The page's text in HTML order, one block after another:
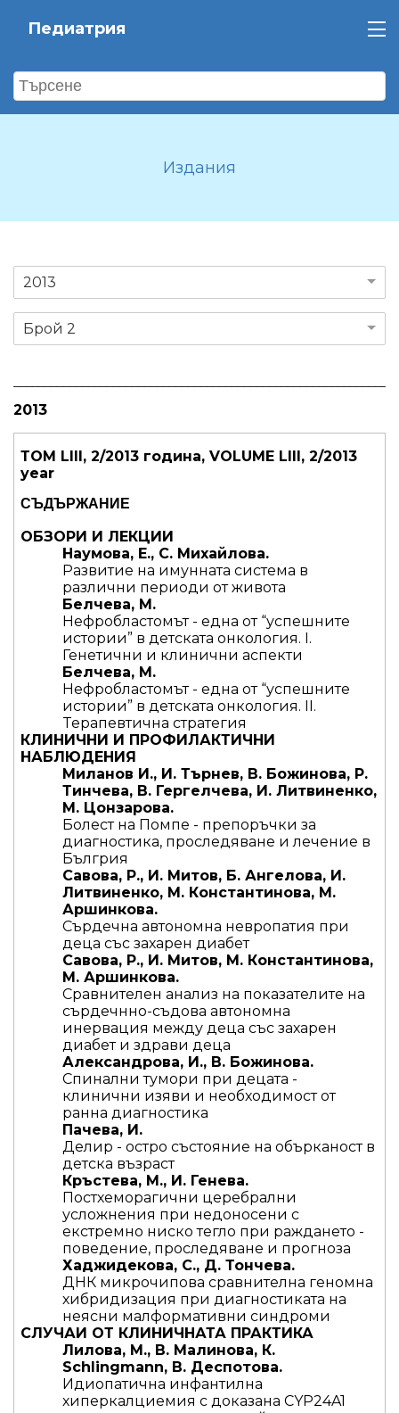
Педиатрия
Издания
2013
Брой 2
2013
ТОМ LIII, 2/2013 година, VOLUME LIII, 2/2013
year
СЪДЪРЖАНИЕ
ОБЗОРИ И ЛЕКЦИИ
Наумова, Е., С. Mихайлова.
Развитие на имунната система в
различни периоди от живота
Белчева, М.
Нeфробластомът - една от “успешните
истории” в детската онкология. I.
Генетични и клинични аспекти
Белчева, М.
Нeфробластомът - една от “успешните
истории” в детската онкология. II.
Teрапевтична стратегия
КЛИНИЧНИ И ПРОФИЛАКТИЧНИ
НАБЛЮДЕНИЯ
Миланов И., И. Търнев, В. Божинова, Р.
Тинчева, В. Гергелчева, И. Литвиненко,
М. Цонзарова.
Болест на Помпе - препоръчки за
диагностика, проследяване и лечение в
Бългрия
Савова, Р., И. Митов, Б. Ангелова, И.
Литвиненко, М. Константинова, М.
Аршинкова.
Сърдечна автономна невропатия при
деца със захарен диабет
Савова, Р., И. Митов, М. Константинова,
М. Аршинкова.
Сравнителен анализ на показателите на
сърдечнно-съдова автономна
инервация между деца със захарен
диабет и здрави деца
Александрова, И., В. Божинова.
Спинални тумори при децата -
клинични изяви и необходимост от
ранна диагностика
Пачева, И.
Делир - остро състояние на обърканост в
детска възраст
Кръстева, М., И. Генева.
Постхеморагични церебрални
усложнения при недоносени с
екстремно ниско тегло при раждането -
поведение, проследяване и прогноза
Хаджидекова, С., Д. Тончева.
ДНК микрочипова сравнителна геномна
хибридизация при диагностиката на
неясни малформативни синдроми
СЛУЧАИ ОТ КЛИНИЧНАТА ПРАКТИКА
Лилова, М., В. Малинова, К.
Schlingmann, В. Деспотова.
Идиопатична инфантилна
хиперкалциемия с доказана CYP24A1